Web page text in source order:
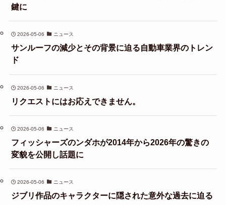
鍵に
2026-05-06 ニュース
サンルーフの減少とその背景に迫る自動車業界のトレン
ド
2026-05-06 ニュース
リクエストにはお応えできません。
2026-05-06 ニュース
フィッシャーズのンダホが2014年から2026年の驚きの
変貌を公開し話題に
2026-05-06 ニュース
ジブリ作品のキャラクターに隠された意外な過去に迫る